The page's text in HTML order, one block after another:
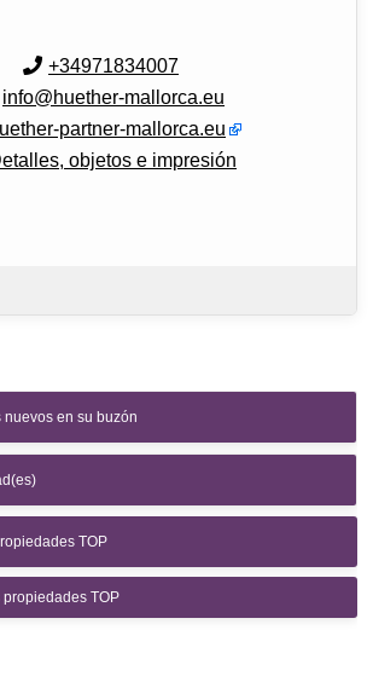
+34971834007
info@huether-mallorca.eu
partner-mallorca.eu
objetos e impresión
en su buzón
TOP
TOP